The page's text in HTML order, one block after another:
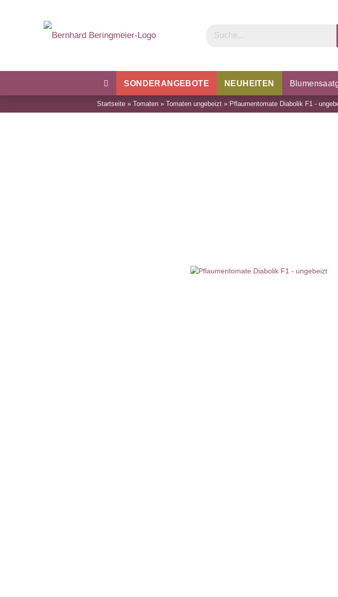
SONDERANGEBOTE NEUHEITEN
Kohl Bohnen & Erbsen Wurzel & Knollen
Startseite » Tomaten » Tomaten ungebeizt » Pflaumentomate Diabolik F1 -